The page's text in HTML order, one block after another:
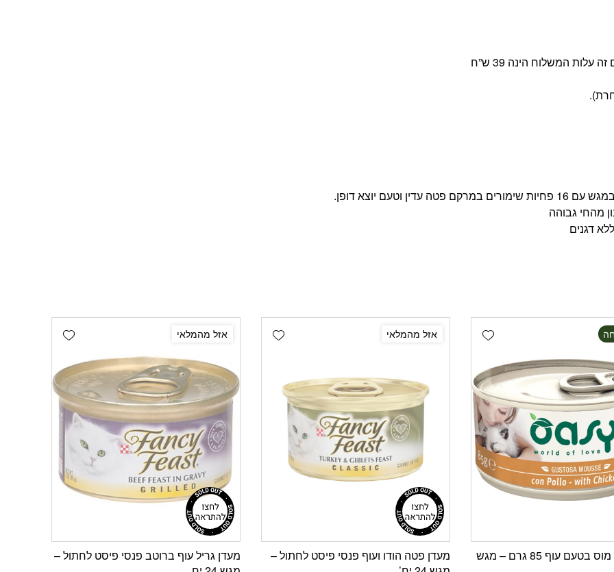
מהחי גבוהה
דגנים
Add wishlist
אושי מעדן מוס בטעם עוף 85 גרם – מגש
Add wishlist אזל מהמלאי
מעדן פטה הודו ועוף פנסי פיסט לחתול –
Add wishlist אזל מהמלאי
מעדן גריל עוף ברוטב פנסי פיסט לחתול –